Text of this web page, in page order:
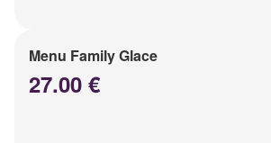
Menu Family Glace
27.00 €